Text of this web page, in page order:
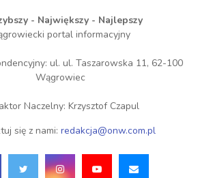
- Największy - Najlepszy
portal informacyjny
ul. ul. Taszarowska 11, 62-100
Wągrowiec
Naczelny: Krzysztof Czapul
się z nami: redakcja@onw.com.pl